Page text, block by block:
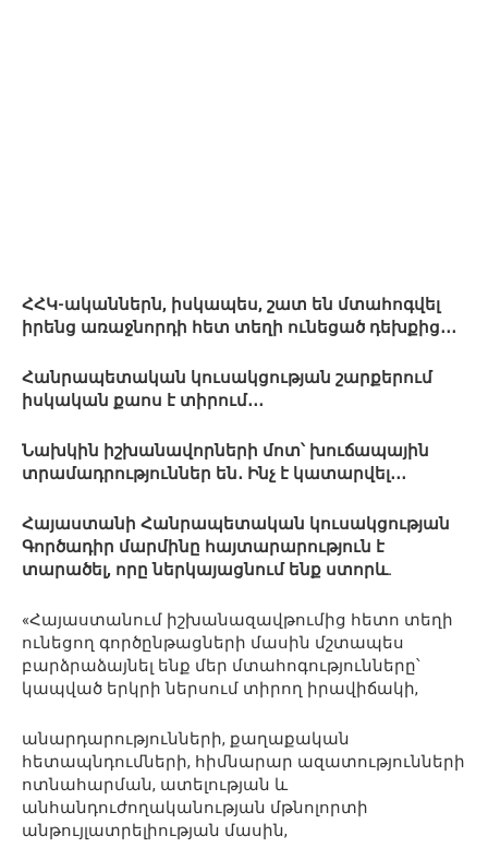
ՀՀԿ-ականներն, իսկապես, շատ են մտահոգվել
իրենց առաջնորդի հետ տեղի ունեցած դեխքից․․․
Հանրապետական կուսակցության շարքերում
իսկական քաոս է տիրում․․․
Նախկին իշխանավորների մոտ՝ խուճապային
տրամադրություններ են․ Ինչ է կատարվել․․․
Հայաստանի Հանրապետական կուսակցության
Գործադիր մարմինը հայտարարություն է
տարածել, որը ներկայացնում ենք ստորև.
«Հայաստանում իշխանազավթումից հետո տեղի
ունեցող գործընթացների մասին մշտապես
բարձրաձայնել ենք մեր մտահոգությունները՝
կապված երկրի ներսում տիրող իրավիճակի,
անարդարությունների, քաղաքական
հետապնդումների, հիմնարար ազատությունների
ոտնահարման, ատելության և
անհանդուժողականության մթնոլորտի
անթույլատրելիության մասին,